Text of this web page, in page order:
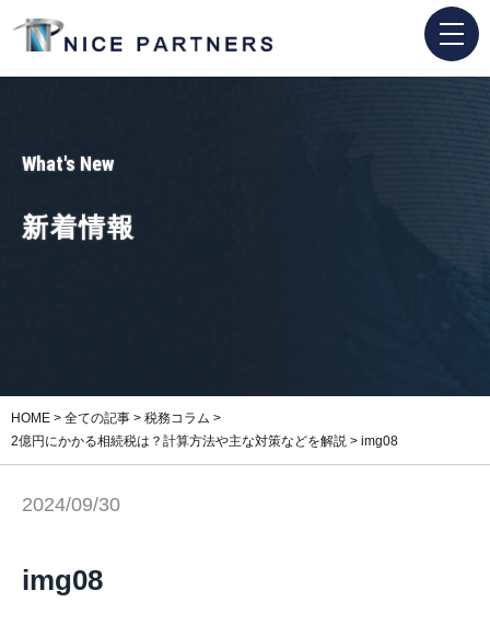
What's New
新着情報
HOME > 全ての記事 > 税務コラム >
2億円にかかる相続税は？計算方法や主な対策などを解説 > img08
2024/09/30
img08